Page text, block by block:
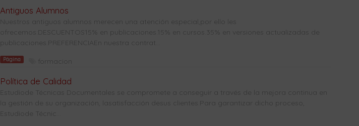
Antiguos Alumnos
Nuestros antiguos alumnos merecen una atención especial,por ello les
ofrecemos:DESCUENTOS15% en publicaciones.15% en cursos.35% en versiones actualizadas de
publicaciones.PREFERENCIAEn nuestra contrat...
Página formacion
Política de Calidad
Estudiode Técnicas Documentales se compromete a conseguir a través de la mejora continua en
la gestión de su organización, lasatisfacción desus clientes.Para garantizar dicho proceso,
Estudiode Técnic...